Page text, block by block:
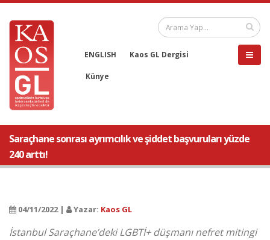
ENGLISH Kaos GL Dergisi
Künye
Saraçhane sonrası ayrımcılık ve şiddet başvuruları yüzde
240 arttı!
04/11/2022 | Yazar: Kaos GL
İstanbul Saraçhane’deki LGBTİ+ düşmanı nefret mitingi